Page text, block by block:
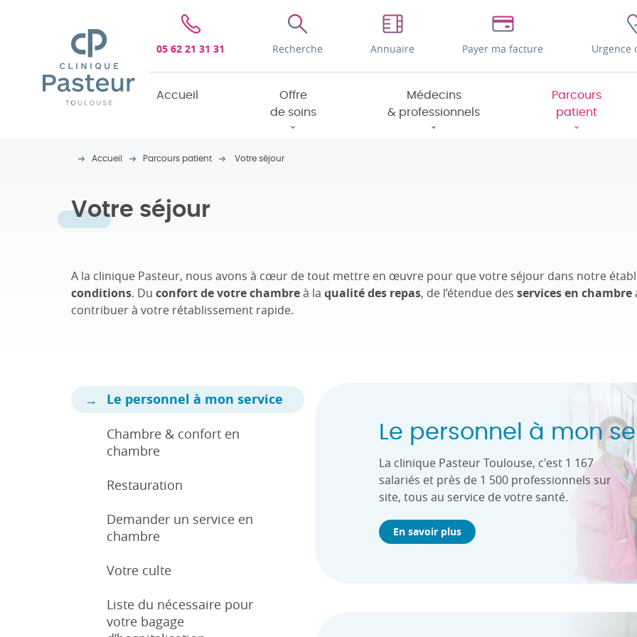
Clinique Pasteur
05 62 21 31 31 Recherche Annuaire Payer ma facture Urgence
Accueil
Offre
de soins
Médecins
& professionnels
Parcours
patient
Accueil Parcours patient Votre séjour
Votre séjour
A la clinique Pasteur, nous avons à cœur de tout mettre en œuvre pour que votre séjour dans notre
conditions. Du confort de votre chambreà la qualité des repas, de l’étendue des services en chambre
contribuer à votre rétablissement rapide.
Le personnel à mon service
Chambre & confort en
chambre
Restauration
Demander un service en
chambre
Votre culte
Liste du nécessaire pour
votre bagage
Le personnel à mon
La clinique Pasteur Toulouse, c'est 1 167
salariés et près de 1 500 professionnels sur
site, tous au service de votre santé.
En savoir plus